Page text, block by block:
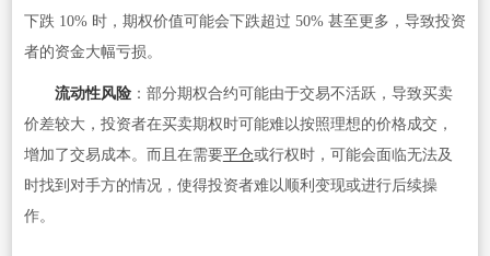
下跌 10% 时，期权价值可能会下跌超过 50% 甚至更多，导致投资
者的资金大幅亏损。
流动性风险：部分期权合约可能由于交易不活跃，导致买卖
价差较大，投资者在买卖期权时可能难以按照理想的价格成交，
增加了交易成本。而且在需要平仓或行权时，可能会面临无法及
时找到对手方的情况，使得投资者难以顺利变现或进行后续操
作。